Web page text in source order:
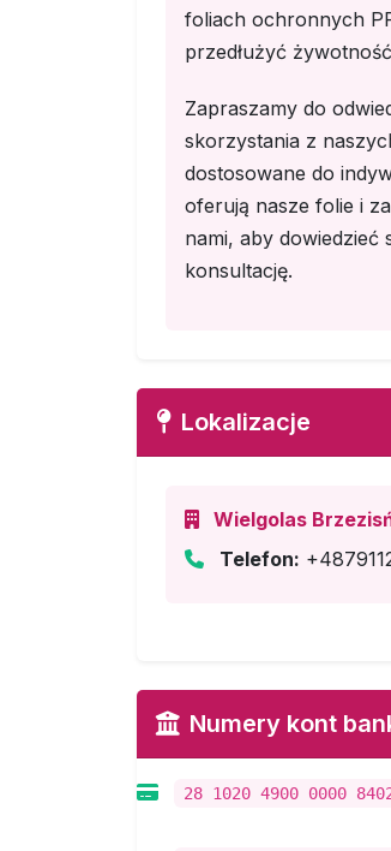
foliach ochronnych
przedłużyć
Zapraszamy do
skorzystania z
dostosowane do
oferują nasze folie i
nami, aby dowiedzieć
konsultację.
Lokalizacje
Wielgolas
Telefon:
Numery kont
28 1020 4900 0000